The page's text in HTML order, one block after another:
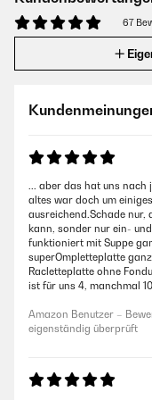
67
... aber das hat uns nach
altes war doch um
ausreichend.Schade nur,
kann, sonder nur ein-
funktioniert mit Suppe
superOmpletteplatte
Racletteplatte ohne
ist für uns 4, manchmal
Amazon Benutzer –
eigenständig überprüft